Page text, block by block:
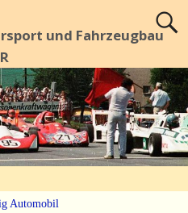
und Fahrzeugbau
Automobil